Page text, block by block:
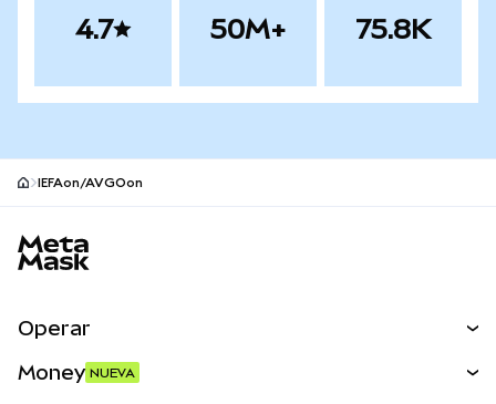
4.7 50M+ 75.8K
IEFAon/AVGOon
Operar
Money NUEVA